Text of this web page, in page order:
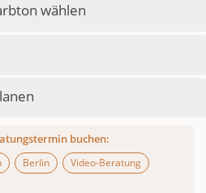
wählen
buchen:
Berlin
Video-Beratung